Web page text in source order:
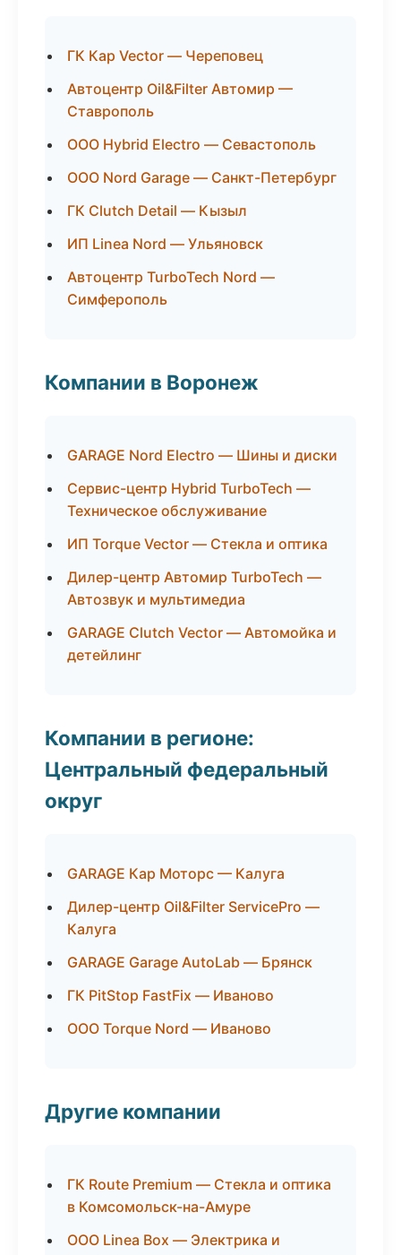
ГК Кар Vector — Череповец
Автоцентр Oil&Filter Автомир —
Ставрополь
ООО Hybrid Electro — Севастополь
ООО Nord Garage — Санкт-Петербург
ГК Clutch Detail — Кызыл
ИП Linea Nord — Ульяновск
Автоцентр TurboTech Nord —
Симферополь
Компании в Воронеж
GARAGE Nord Electro — Шины и диски
Сервис-центр Hybrid TurboTech —
Техническое обслуживание
ИП Torque Vector — Стекла и оптика
Дилер-центр Автомир TurboTech —
Автозвук и мультимедиа
GARAGE Clutch Vector — Автомойка и
детейлинг
Компании в регионе:
Центральный федеральный
округ
GARAGE Кар Моторс — Калуга
Дилер-центр Oil&Filter ServicePro —
Калуга
GARAGE Garage AutoLab — Брянск
ГК PitStop FastFix — Иваново
ООО Torque Nord — Иваново
Другие компании
ГК Route Premium — Стекла и оптика
в Комсомольск-на-Амуре
ООО Linea Box — Электрика и